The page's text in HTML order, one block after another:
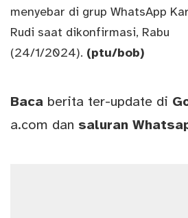
menyebar di grup WhatsApp
Rudi saat dikonfirmasi, Rabu
(24/1/2024). (ptu/bob)
Baca berita ter-update di
a.com dan saluran